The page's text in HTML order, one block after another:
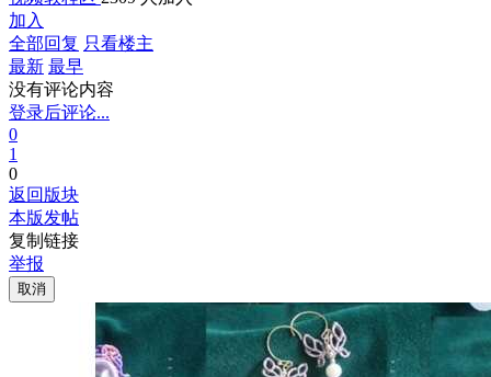
加入
全部回复 只看楼主
最新 最早
没有评论内容
登录后评论...
0
1
0
返回版块
本版发帖
复制链接
举报
取消